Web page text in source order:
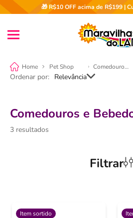
🎁 R$10 OFF acima de R$199 |
Pet Shop Comedouros e Bebedouros
Ordenar por Relevância
Comedouros e
3
Filtrar
Item sortido